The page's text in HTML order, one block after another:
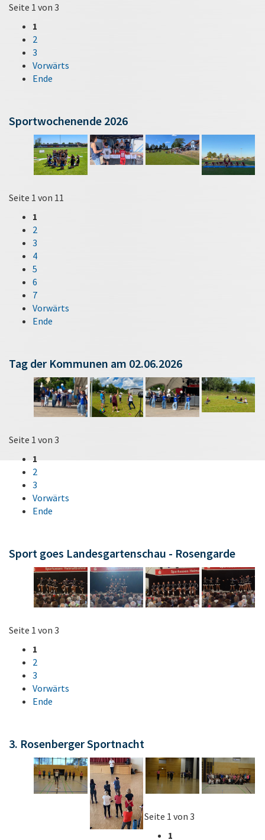
Seite 1 von 3
1
2
3
Vorwärts
Ende
Sportwochenende 2026
Seite 1 von 11
1
2
3
4
5
6
7
Vorwärts
Ende
Tag der Kommunen am 02.06.2026
Seite 1 von 3
1
2
3
Vorwärts
Ende
Sport goes Landesgartenschau - Rosengarde
Seite 1 von 3
1
2
3
Vorwärts
Ende
3. Rosenberger Sportnacht
Seite 1 von 3
1